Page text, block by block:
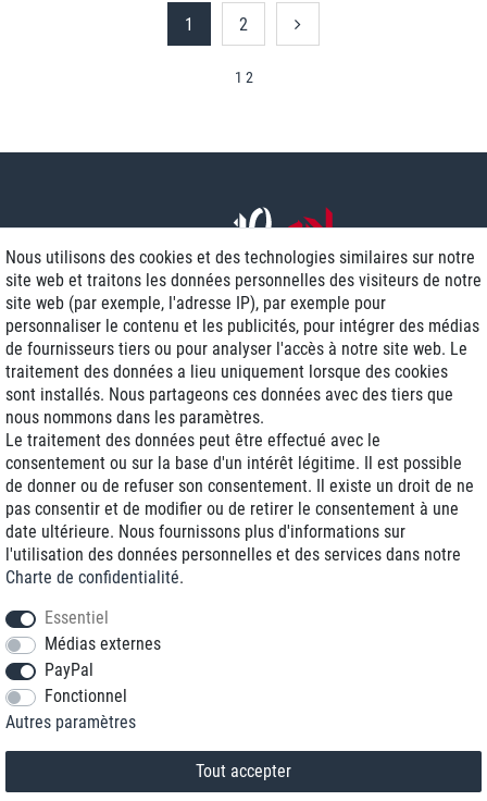
1 2
1 2
Livraison J+1
Frais d'expédition réduits
Reconditionnée avec garantie
+33 1 70 99 07 94 *
* Vous pouvez nous joindre aux tarifs locaux du lundi au vendredi de 9h à 18h.
Nous utilisons des cookies et des technologies similaires sur notre
site web et traitons les données personnelles des visiteurs de notre
site web (par exemple, l'adresse IP), par exemple pour
personnaliser le contenu et les publicités, pour intégrer des médias
de fournisseurs tiers ou pour analyser l'accès à notre site web. Le
traitement des données a lieu uniquement lorsque des cookies
sont installés. Nous partageons ces données avec des tiers que
nous nommons dans les paramètres.
Le traitement des données peut être effectué avec le
consentement ou sur la base d'un intérêt légitime. Il est possible
de donner ou de refuser son consentement. Il existe un droit de ne
pas consentir et de modifier ou de retirer le consentement à une
date ultérieure. Nous fournissons plus d'informations sur
l'utilisation des données personnelles et des services dans notre
Charte de confidentialité.
Essentiel
Médias externes
PayPal
Fonctionnel
Autres paramètres
Tout accepter